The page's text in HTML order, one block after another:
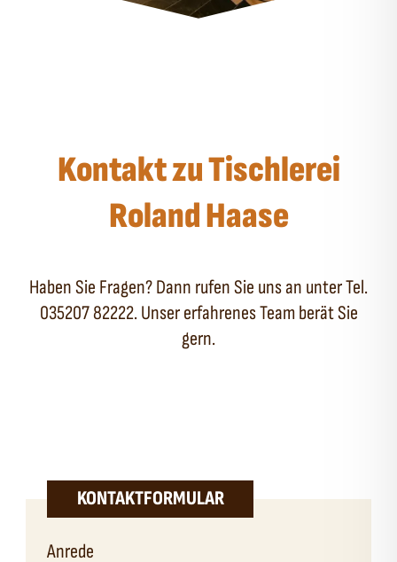
Kontakt zu Tischlerei
Roland Haase
Haben Sie Fragen? Dann rufen Sie uns an unter Tel.
035207 82222. Unser erfahrenes Team berät Sie
gern.
KONTAKTFORMULAR
Anrede